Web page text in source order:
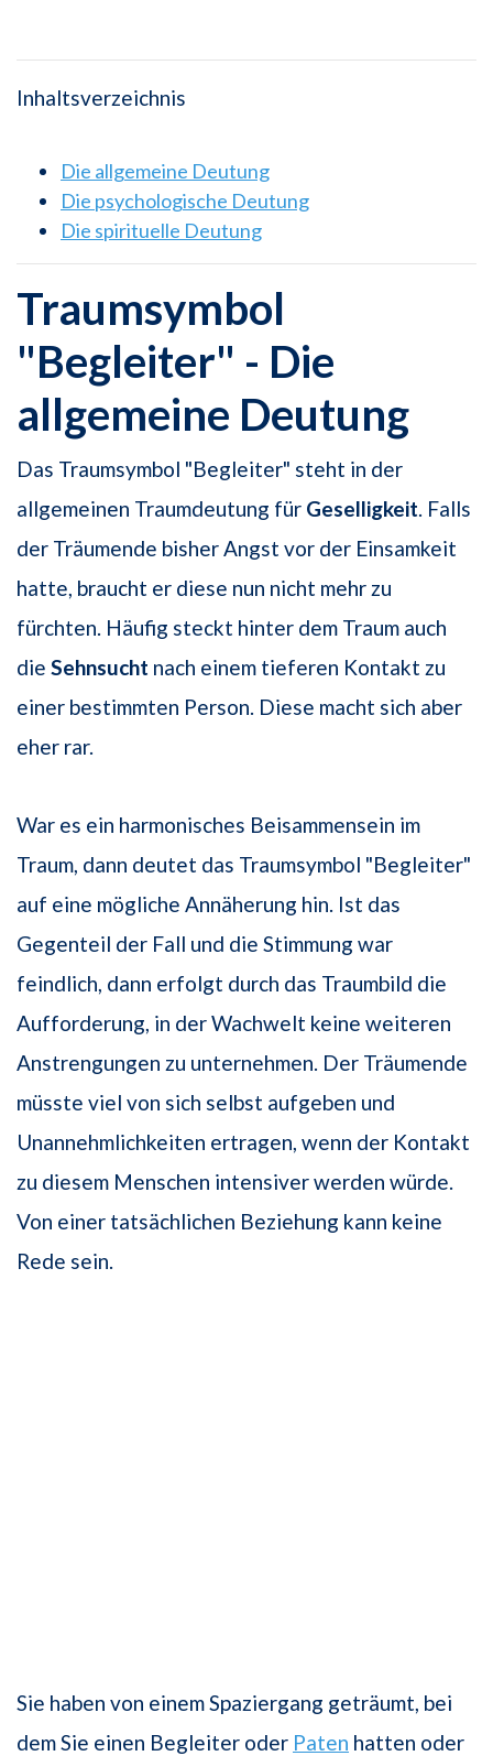
Inhaltsverzeichnis
Die allgemeine Deutung
Die psychologische Deutung
Die spirituelle Deutung
Traumsymbol
"Begleiter" - Die
allgemeine Deutung
Das Traumsymbol "Begleiter" steht in der
allgemeinen Traumdeutung für Geselligkeit . Falls
der Träumende bisher Angst vor der Einsamkeit
hatte, braucht er diese nun nicht mehr zu
fürchten. Häufig steckt hinter dem Traum auch
die Sehnsucht nach einem tieferen Kontakt zu
einer bestimmten Person. Diese macht sich aber
eher rar.
War es ein harmonisches Beisammensein im
Traum, dann deutet das Traumsymbol "Begleiter"
auf eine mögliche Annäherung hin. Ist das
Gegenteil der Fall und die Stimmung war
feindlich, dann erfolgt durch das Traumbild die
Aufforderung, in der Wachwelt keine weiteren
Anstrengungen zu unternehmen. Der Träumende
müsste viel von sich selbst aufgeben und
Unannehmlichkeiten ertragen, wenn der Kontakt
zu diesem Menschen intensiver werden würde.
Von einer tatsächlichen Beziehung kann keine
Rede sein.
Sie haben von einem Spaziergang geträumt, bei
dem Sie einen Begleiter oder Paten hatten oder